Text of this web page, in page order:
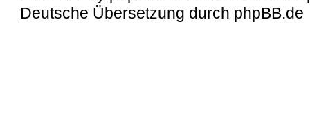
Deutsche Übersetzung durch phpBB.de